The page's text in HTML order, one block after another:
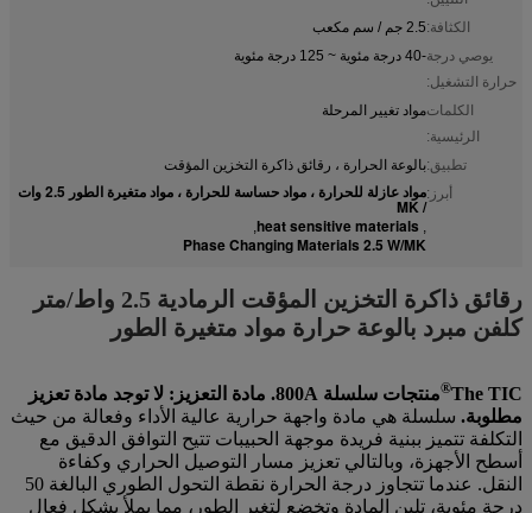
الكثافة:2.5 جم / سم مكعب
يوصي درجة
حرارة التشغيل:
-40 درجة مئوية ~ 125 درجة مئوية
الكلمات
الرئيسية:
مواد تغيير المرحلة
تطبيق:بالوعة الحرارة ، رقائق ذاكرة التخزين المؤقت
أبرز:
مواد عازلة للحرارة ، مواد حساسة للحرارة ، مواد متغيرة الطور 2.5 وات
/ MK
,
heat sensitive materials
,
Phase Changing Materials 2.5 W/MK
رقائق ذاكرة التخزين المؤقت الرمادية 2.5 واط/متر
كلفن مبرد بالوعة حرارة مواد متغيرة الطور
The TIC
®
منتجات سلسلة 800A. مادة التعزيز: لا توجد مادة تعزيز
مطلوبة. سلسلة هي مادة واجهة حرارية عالية الأداء وفعالة من حيث
التكلفة تتميز ببنية فريدة موجهة الحبيبات تتيح التوافق الدقيق مع
أسطح الأجهزة، وبالتالي تعزيز مسار التوصيل الحراري وكفاءة
النقل. عندما تتجاوز درجة الحرارة نقطة التحول الطوري البالغة 50
درجة مئوية، تلين المادة وتخضع لتغير الطور، مما يملأ بشكل فعال